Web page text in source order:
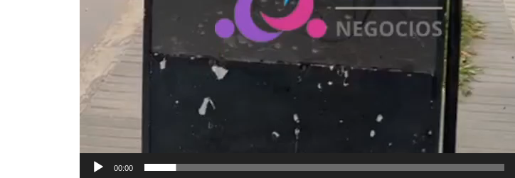
00:00